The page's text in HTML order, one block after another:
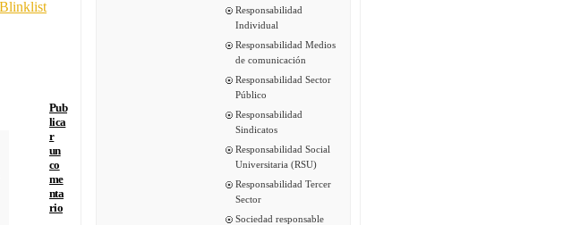
Pub
lica
r
un
co
me
nta
rio
Responsabilidad
Individual
Responsabilidad Medios
de comunicación
Responsabilidad Sector
Público
Responsabilidad
Sindicatos
Responsabilidad Social
Universitaria (RSU)
Responsabilidad Tercer
Sector
Sociedad responsable